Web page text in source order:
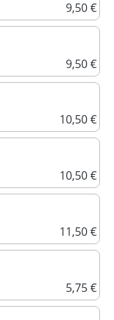
9,50 €
9,50 €
10,50 €
10,50 €
11,50 €
5,75 €